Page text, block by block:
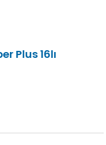
Plus 16lı